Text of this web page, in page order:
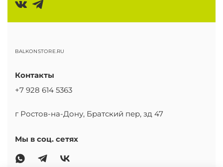
BALKONSTORE.RU
Контакты
+7 928 614 5363
г Ростов-на-Дону, Братский пер, зд 47
Мы в соц. сетях